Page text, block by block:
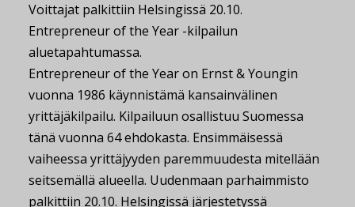
Voittajat palkittiin Helsingissä 20.10.
Entrepreneur of the Year -kilpailun
aluetapahtumassa.
Entrepreneur of the Year on Ernst & Youngin
vuonna 1986 käynnistämä kansainvälinen
yrittäjäkilpailu. Kilpailuun osallistuu Suomessa
tänä vuonna 64 ehdokasta. Ensimmäisessä
vaiheessa yrittäjyyden paremmuudesta mitellään
seitsemällä alueella. Uudenmaan parhaimmisto
palkittiin 20.10. Helsingissä järjestetyssä